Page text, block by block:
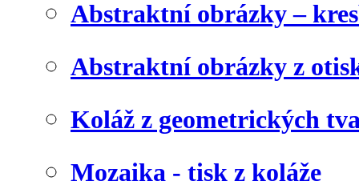
Abstraktní obrázky –
Abstraktní obrázky z
Koláž z geometrických
Mozaika - tisk z koláže